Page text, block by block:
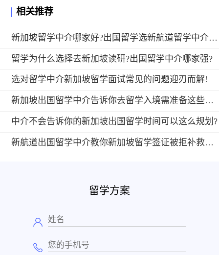
相关推荐
新加坡留学中介哪家好?出国留学选新航道留学中介好吗?
留学为什么选择去新加坡读研?出国留学中介哪家强?
选对留学中介新加坡留学面试常见的问题迎刃而解!
新加坡出国留学中介告诉你去留学入境需准备这些证件?
中介不会告诉你的新加坡出国留学时间可以这么规划?
新航道出国留学中介教你新加坡留学签证被拒补救措施?
留学方案